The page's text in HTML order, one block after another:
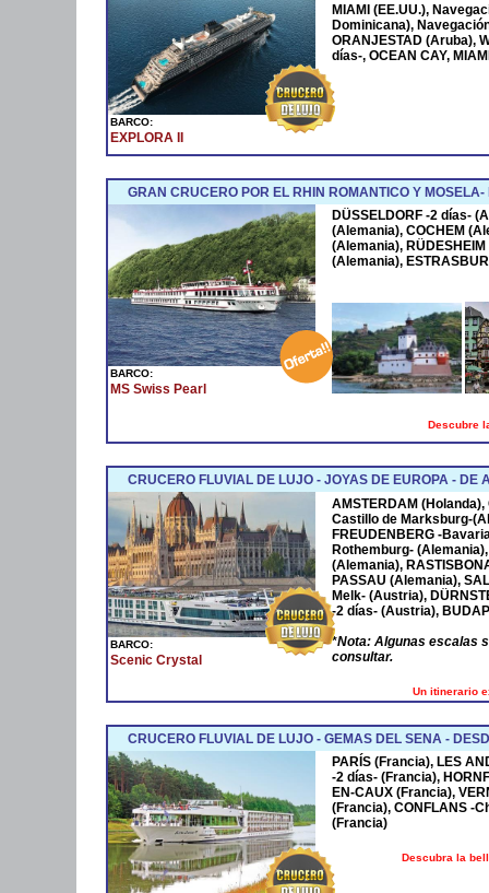
BARCO:
EXPLORA II
MIAMI (EE.UU.),
Dominicana),
ORANJESTAD (Aruba),
días-, OCEAN CAY,
GRAN CRUCERO POR EL RHIN ROMANTICO Y
BARCO:
MS Swiss Pearl
DÜSSELDORF -2 días-
(Alemania), COCHEM
(Alemania),
(Alemania),
Descubre
CRUCERO FLUVIAL DE LUJO - JOYAS DE EUROPA - DE
BARCO:
Scenic Crystal
AMSTERDAM (Holanda),
Castillo de Marksburg-
FREUDENBERG -
Rothemburg-
(Alemania),
PASSAU (Alemania),
Melk- (Austria),
-2 días- (Austria),
*Nota: Algunas escalas
consultar.
Un itinerario
CRUCERO FLUVIAL DE LUJO - GEMAS DEL SENA -
PARÍS (Francia), LES
-2 días- (Francia),
EN-CAUX (Francia),
(Francia), CONFLANS -
(Francia)
Descubra la